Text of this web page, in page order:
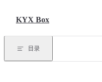
KYX Box
目录